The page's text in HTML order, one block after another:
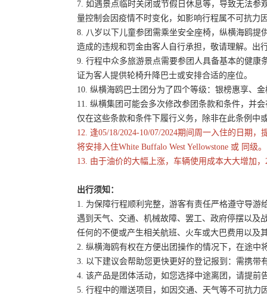
7. 如遇景点临时关闭或节假日休息等，导致无法
量控制会因疫情不时变化，如影响行程属不可抗力
8. 八岁以下儿童参团需乘坐安全座椅，纵横海鸥提
造成的违规和罚金由客人自行承担，敬请理解。出
9. 行程中众多旅游景点需要参团人具备基本的健
证为客人提供轮椅升降巴士或安排合适的座位。
10. 纵横海鸥巴士团分为了四个等级：银榜惠享、
11. 纵横集团可能会多次修改参团条款和条件，并
仅在这些条款和条件下履行义务，除非在此条例中
12. 逢05/18/2024-10/07/2024期间周一入住的日期
将安排入住White Buffalo West Yellowstone 或 同级。
13. 由于油价的大幅上涨，车辆使用成本大大增加
出行须知：
1. 为保障行程顺利完整，游客有责任严格遵守导
遇到天气、交通、机械故障、罢工、政府停摆以及
任何的不便或产生相关航班、火车或大巴费用以及
2. 纵横海鸥有权在方便出团操作的情况下，在途
3. 以下建议会帮助您更快更好的登记报到：需携
4. 该产品是团体活动，如您选择中途离团，请提
5. 行程中的赠送项目，如因交通、天气等不可抗